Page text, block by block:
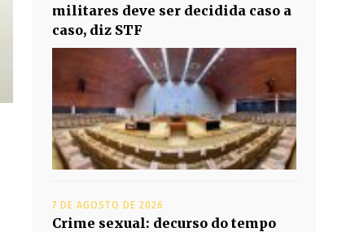
militares deve ser decidida caso a
caso, diz STF
7 DE AGOSTO DE 2026
Crime sexual: decurso do tempo